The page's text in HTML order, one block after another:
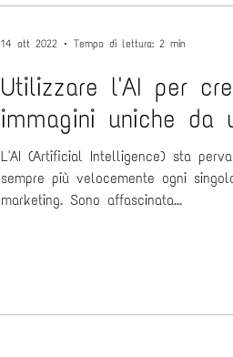
Utilizzare l'AI per
immagini uniche da
L'AI (Artificial Intelligence) sta pervadendo
sempre più velocemente ogni
marketing. Sono affascinata...
14 ott 2022 Tempo di lettura: 2 min